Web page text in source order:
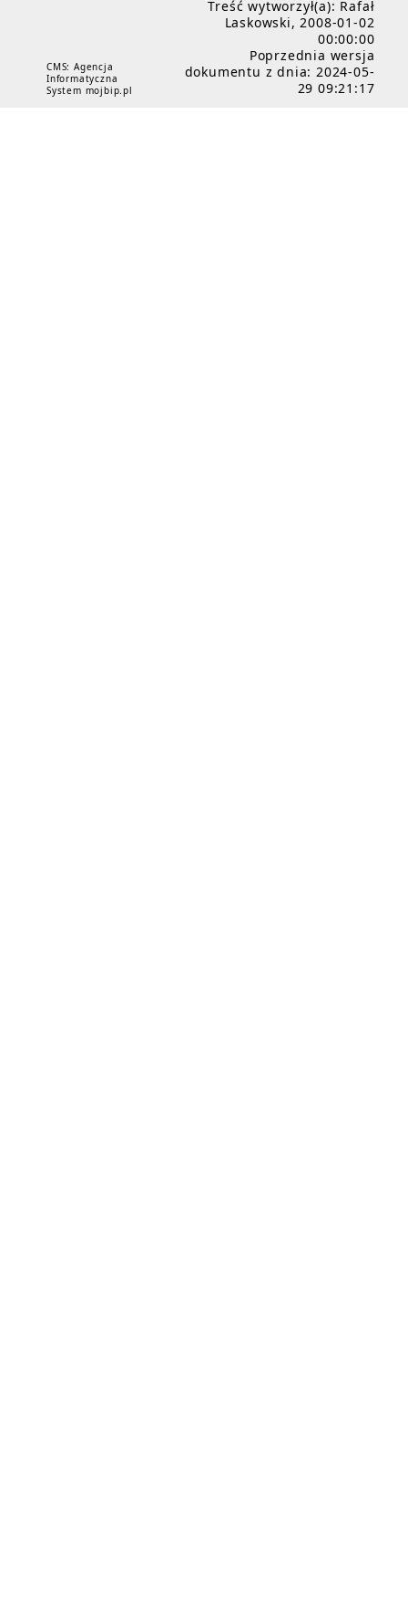
CMS: Agencja
Informatyczna
System mojbip.pl
Treść wytworzył(a): Rafał
Laskowski, 2008-01-02
00:00:00
Poprzednia wersja
dokumentu z dnia: 2024-05-
29 09:21:17